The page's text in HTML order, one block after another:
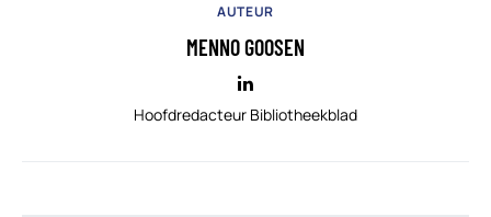
AUTEUR
MENNO GOOSEN
Hoofdredacteur Bibliotheekblad